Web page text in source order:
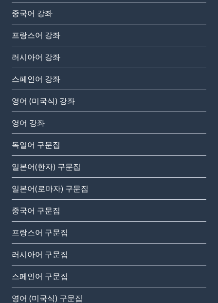
중국어 강좌
프랑스어 강좌
러시아어 강좌
스페인어 강좌
영어 (미국식) 강좌
영어 강좌
독일어 구문집
일본어(한자) 구문집
일본어(로마자) 구문집
중국어 구문집
프랑스어 구문집
러시아어 구문집
스페인어 구문집
영어 (미국식) 구문집